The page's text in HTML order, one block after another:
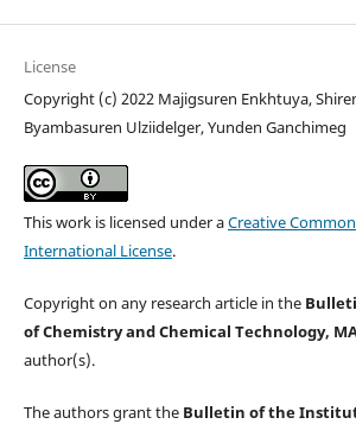
License
Copyright (c) 2022 Majigsuren Enkhtuya,
Byambasuren Ulziidelger, Yunden Ganchimeg
This work is licensed under aCreative
International License.
Copyright on any research article in the
of Chemistry and Chemical Technology,
author(s).
The authors grant the Bulletin of the